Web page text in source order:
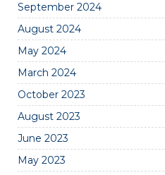
September 2024
August 2024
May 2024
March 2024
October 2023
August 2023
June 2023
May 2023